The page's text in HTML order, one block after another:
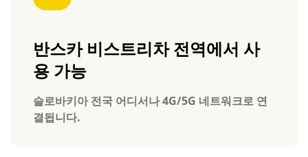
반스카 비스트리차 전역에서 사
용 가능
슬로바키아 전국 어디서나 4G/5G 네트워크로 연
결됩니다.